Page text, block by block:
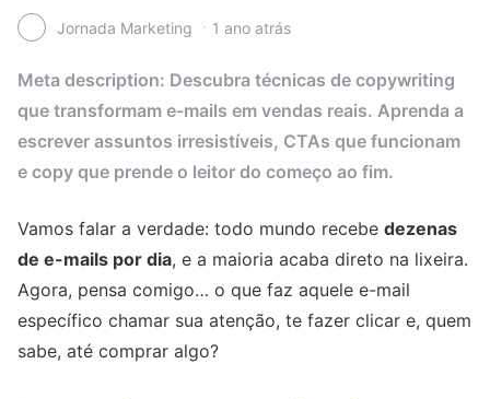
Jornada Marketing 1 ano atrás
Meta description: Descubra técnicas de copywriting
que transformam e-mails em vendas reais. Aprenda a
escrever assuntos irresistíveis, CTAs que funcionam
e copy que prende o leitor do começo ao fim.
Vamos falar a verdade: todo mundo recebe dezenas
de e-mails por dia, e a maioria acaba direto na lixeira.
Agora, pensa comigo… o que faz aquele e-mail
específico chamar sua atenção, te fazer clicar e, quem
sabe, até comprar algo?